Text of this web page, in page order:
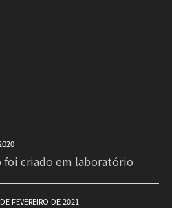
foi criado em laboratório
FEVEREIRO DE 2021